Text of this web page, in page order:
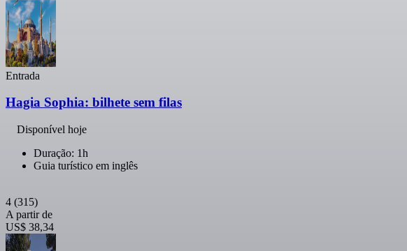
Entrada
Hagia Sophia: bilhete sem filas
Disponível hoje
Duração: 1h
Guia turístico em inglês
4 (315)
A partir de
US$ 38,34